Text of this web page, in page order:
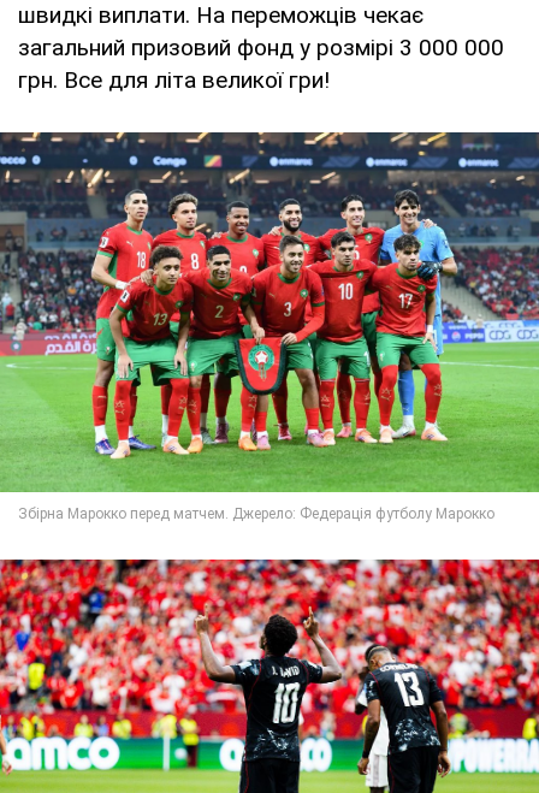
швидкі виплати. На переможців чекає
загальний призовий фонд у розмірі 3 000 000
грн. Все для літа великої гри!